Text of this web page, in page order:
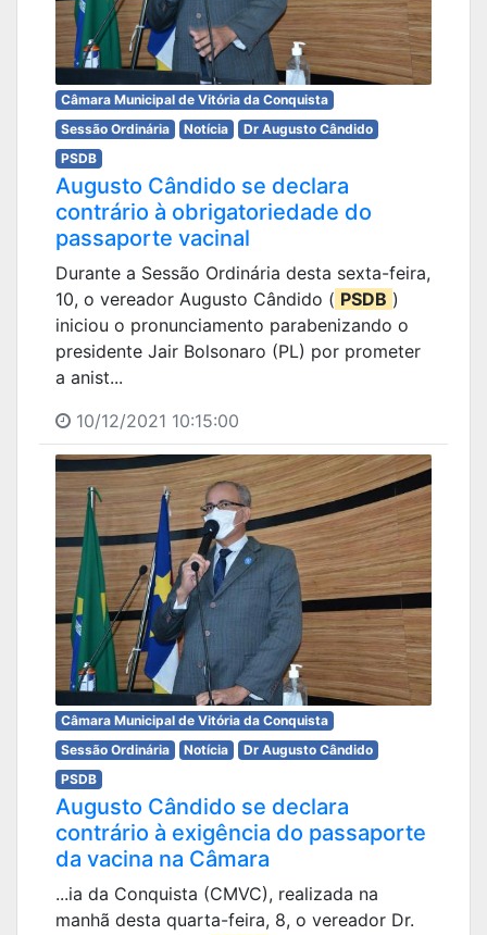
Câmara Municipal de Vitória da Conquista
Sessão Ordinária
Notícia
Dr Augusto Cândido
PSDB
Augusto Cândido se declara
contrário à obrigatoriedade do
passaporte vacinal
Durante a Sessão Ordinária desta sexta-feira,
10, o vereador Augusto Cândido ( PSDB )
iniciou o pronunciamento parabenizando o
presidente Jair Bolsonaro (PL) por prometer
a anist...
10/12/2021 10:15:00
Câmara Municipal de Vitória da Conquista
Sessão Ordinária
Notícia
Dr Augusto Cândido
PSDB
Augusto Cândido se declara
contrário à exigência do passaporte
da vacina na Câmara
...ia da Conquista (CMVC), realizada na
manhã desta quarta-feira, 8, o vereador Dr.